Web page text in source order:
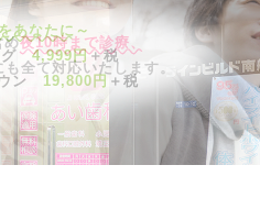
め夜10時まで診療、
全て対応いたします。
あなたに ～
グ4,999円＋税
ン 19,800円＋税
2分
徒歩4分
徒歩6分